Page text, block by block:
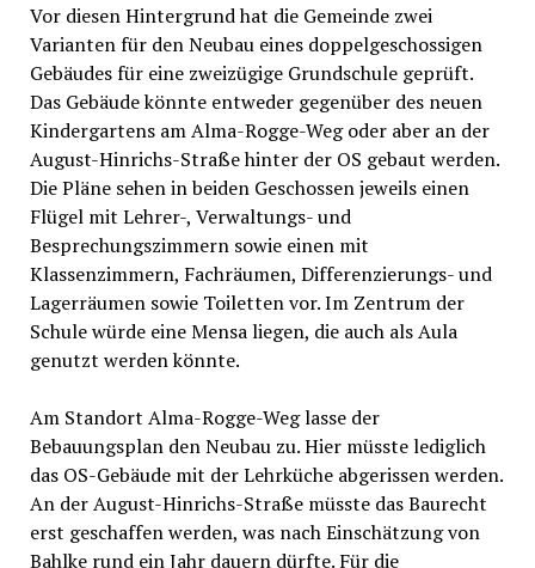
Vor diesen Hintergrund hat die Gemeinde zwei
Varianten für den Neubau eines doppelgeschossigen
Gebäudes für eine zweizügige Grundschule geprüft.
Das Gebäude könnte entweder gegenüber des neuen
Kindergartens am Alma-Rogge-Weg oder aber an der
August-Hinrichs-Straße hinter der OS gebaut werden.
Die Pläne sehen in beiden Geschossen jeweils einen
Flügel mit Lehrer-, Verwaltungs- und
Besprechungszimmern sowie einen mit
Klassenzimmern, Fachräumen, Differenzierungs- und
Lagerräumen sowie Toiletten vor. Im Zentrum der
Schule würde eine Mensa liegen, die auch als Aula
genutzt werden könnte.
Am Standort Alma-Rogge-Weg lasse der
Bebauungsplan den Neubau zu. Hier müsste lediglich
das OS-Gebäude mit der Lehrküche abgerissen werden.
An der August-Hinrichs-Straße müsste das Baurecht
erst geschaffen werden, was nach Einschätzung von
Bahlke rund ein Jahr dauern dürfte. Für die